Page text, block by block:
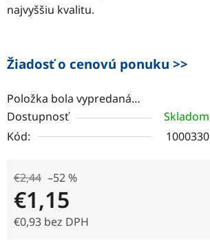
najvyššiu kvalitu.
Žiadosť o cenovú ponuku >>
Položka bola vypredaná…
Dostupnosť
Kód:
€2,44 –52 %
€1,15
€0,93 bez DPH